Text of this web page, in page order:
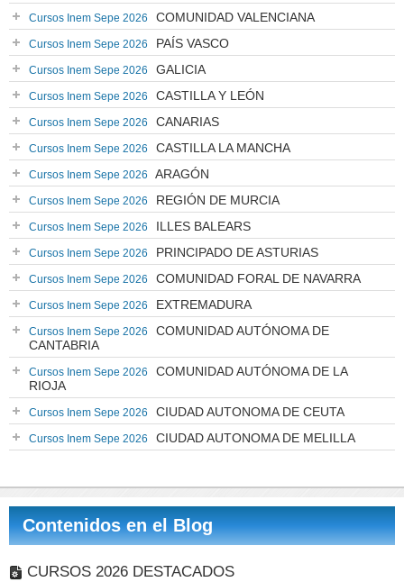
Cursos Inem Sepe 2026 COMUNIDAD VALENCIANA
Cursos Inem Sepe 2026 PAÍS VASCO
Cursos Inem Sepe 2026 GALICIA
Cursos Inem Sepe 2026 CASTILLA Y LEÓN
Cursos Inem Sepe 2026 CANARIAS
Cursos Inem Sepe 2026 CASTILLA LA MANCHA
Cursos Inem Sepe 2026 ARAGÓN
Cursos Inem Sepe 2026 REGIÓN DE MURCIA
Cursos Inem Sepe 2026 ILLES BALEARS
Cursos Inem Sepe 2026 PRINCIPADO DE ASTURIAS
Cursos Inem Sepe 2026 COMUNIDAD FORAL DE NAVARRA
Cursos Inem Sepe 2026 EXTREMADURA
Cursos Inem Sepe 2026
COMUNIDAD AUTÓNOMA DE
CANTABRIA
Cursos Inem Sepe 2026
COMUNIDAD AUTÓNOMA DE LA
RIOJA
Cursos Inem Sepe 2026 CIUDAD AUTONOMA DE CEUTA
Cursos Inem Sepe 2026 CIUDAD AUTONOMA DE MELILLA
Contenidos en el Blog
CURSOS 2026 DESTACADOS